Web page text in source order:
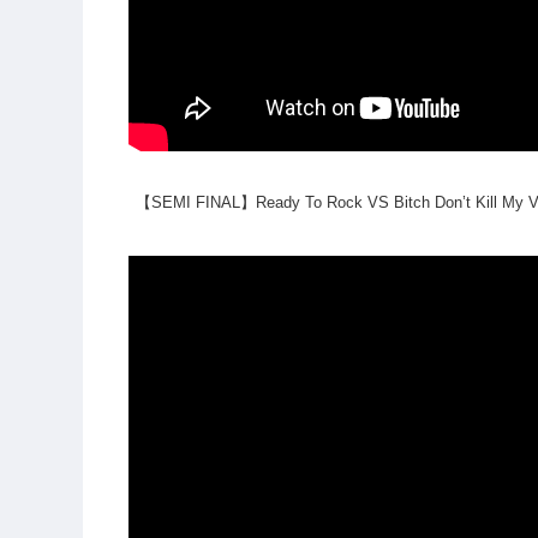
【SEMI FINAL】Ready To Rock VS Bitch Don’t Kill My